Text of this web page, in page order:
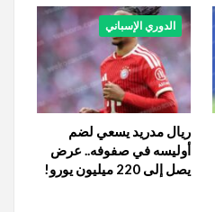
الدوري الإسباني
ريال مدريد يسعي لضم
أوليسه في صفوفه.. عرض
يصل إلى 220 میلیون يورو!